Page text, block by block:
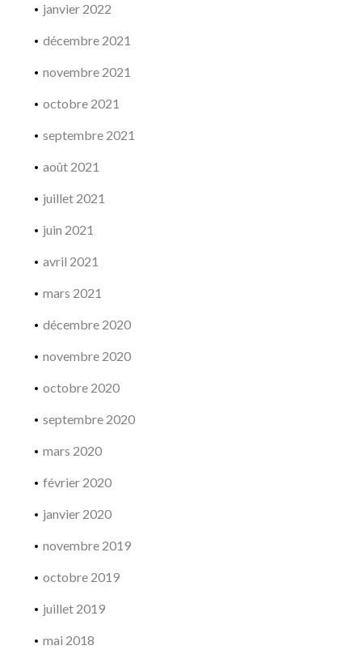
janvier 2022
décembre 2021
novembre 2021
octobre 2021
septembre 2021
août 2021
juillet 2021
juin 2021
avril 2021
mars 2021
décembre 2020
novembre 2020
octobre 2020
septembre 2020
mars 2020
février 2020
janvier 2020
novembre 2019
octobre 2019
juillet 2019
mai 2018